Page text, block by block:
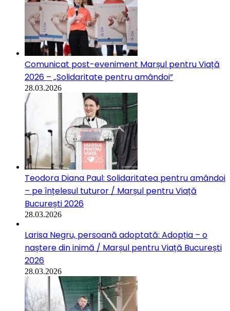
Comunicat post-eveniment Marșul pentru Viață
2026 – „Solidaritate pentru amândoi”
28.03.2026
Teodora Diana Paul: Solidaritatea pentru amândoi
– pe înțelesul tuturor / Marșul pentru Viață
București 2026
28.03.2026
Larisa Negru, persoană adoptată: Adopția – o
naștere din inimă / Marșul pentru Viață București
2026
28.03.2026